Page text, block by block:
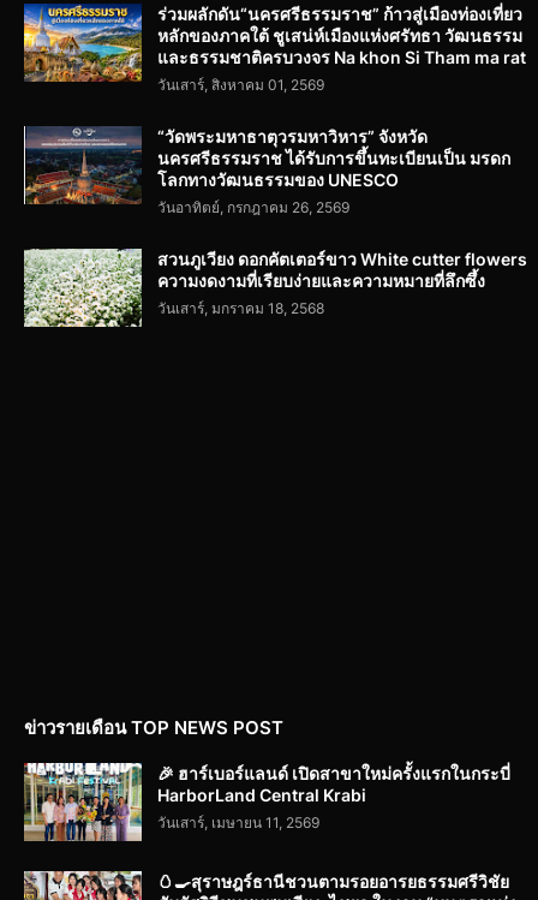
ร่วมผลักดัน“นครศรีธรรมราช” ก้าวสู่เมืองท่องเที่ยว
หลักของภาคใต้ ชูเสน่ห์เมืองแห่งศรัทธา วัฒนธรรม
และธรรมชาติครบวงจร Na khon Si Tham ma rat
วันเสาร์, สิงหาคม 01, 2569
“วัดพระมหาธาตุวรมหาวิหาร” จังหวัด
นครศรีธรรมราช ได้รับการขึ้นทะเบียนเป็น มรดก
โลกทางวัฒนธรรมของ UNESCO
วันอาทิตย์, กรกฎาคม 26, 2569
สวนภูเวียง ดอกคัตเตอร์ขาว White cutter flowers
ความงดงามที่เรียบง่ายและความหมายที่ลึกซึ้ง
วันเสาร์, มกราคม 18, 2568
ข่าวรายเดือน TOP NEWS POST
🎉 ฮาร์เบอร์แลนด์ เปิดสาขาใหม่ครั้งแรกในกระบี่
HarborLand Central Krabi
วันเสาร์, เมษายน 11, 2569
🥚🍳สุราษฎร์ธานีชวนตามรอยอารยธรรมศรีวิชัย